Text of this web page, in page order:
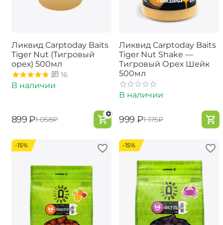
Ликвид Carptoday Baits
Tiger Nut (Тигровый
орех) 500мл
16
В наличии
‍899‍ ₽‍1 058‍₽
Ликвид Carptoday Baits
Tiger Nut Shake —
Тигровый Орех Шейк
500мл
В наличии
‍999‍ ₽‍1 175‍₽
-15% -15%